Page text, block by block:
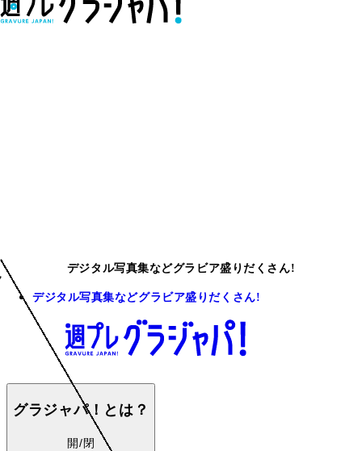
デジタル写真集などグラビア盛りだくさん!
デジタル写真集などグラビア盛りだくさん!
グラジャパ！とは？
開/閉